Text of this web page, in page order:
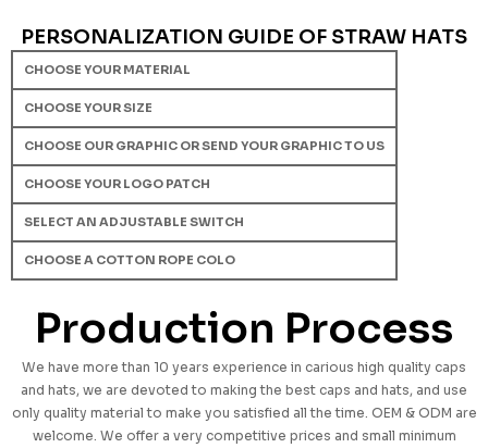
PERSONALIZATION GUIDE OF STRAW HATS
CHOOSE YOUR MATERIAL
CHOOSE YOUR SIZE
CHOOSE OUR GRAPHIC OR SEND YOUR GRAPHIC TO US
CHOOSE YOUR LOGO PATCH
SELECT AN ADJUSTABLE SWITCH
CHOOSE A COTTON ROPE COLO
Production Process
We have more than 10 years experience in carious high quality caps
and hats, we are devoted to making the best caps and hats, and use
only quality material to make you satisfied all the time. OEM & ODM are
welcome. We offer a very competitive prices and small minimum